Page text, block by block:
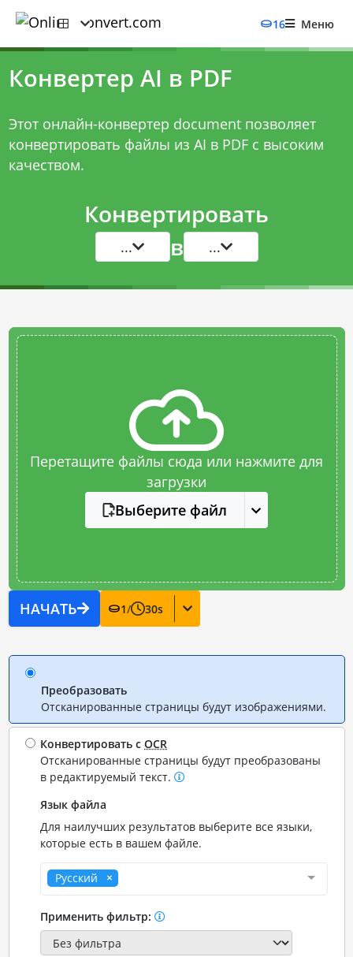
16 Меню
Конвертер AI в PDF
Этот онлайн-конвертер document позволяет
конвертировать файлы из AI в PDF с высоким
качеством.
Конвертировать
... в ...
Перетащите файлы сюда или нажмите для
загрузки
Выберите файл
НАЧАТЬ 1/ 30s
Преобразовать
Отсканированные страницы будут изображениями.
Конвертировать сOCR
Отсканированные страницы будут преобразованы
в редактируемый текст.
Язык файла
Для наилучших результатов выберите все языки,
которые есть в вашем файле.
Русский
Применить фильтр: